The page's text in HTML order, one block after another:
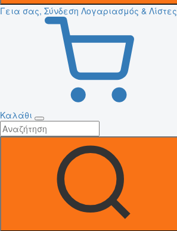
Γεια σας, Σύνδεση Λογαριασμός & Λίστες
Καλάθι